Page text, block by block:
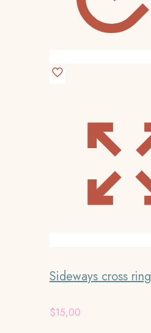
Sideways cross ring
$15,00